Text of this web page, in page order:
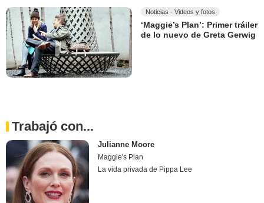
Noticias - Videos y fotos
‘Maggie’s Plan’: Primer tráiler
de lo nuevo de Greta Gerwig
Trabajó con...
Julianne Moore
Maggie's Plan
La vida privada de Pippa Lee